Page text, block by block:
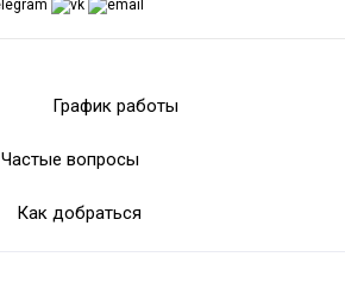
График работы
Частые вопросы
Как добраться